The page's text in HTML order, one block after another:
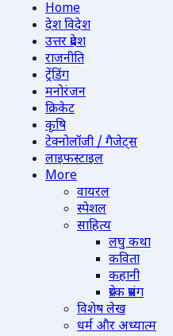
Home
देश विदेश
उत्तर प्रदेश
राजनीति
ट्रेंडिंग
मनोरंजन
क्रिकेट
कृषि
टेक्नोलॉजी / गैजेट्स
लाइफस्टाइल
More
वायरल
स्पेशल
साहित्य
लघु कथा
कविता
कहानी
प्रेरक प्रसंग
विशेष लेख
धर्म और अध्यात्म